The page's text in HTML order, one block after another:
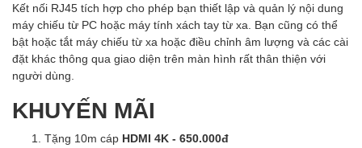
Kết nối RJ45 tích hợp cho phép bạn thiết lập và quản lý nội dung
máy chiếu từ PC hoặc máy tính xách tay từ xa. Bạn cũng có thể
bật hoặc tắt máy chiếu từ xa hoặc điều chỉnh âm lượng và các cài
đặt khác thông qua giao diện trên màn hình rất thân thiện với
người dùng.
KHUYẾN MÃI
Tặng 10m cáp HDMI 4K - 650.000đ